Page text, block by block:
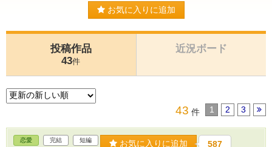
お気に入りに追加
投稿作品
43件
近況ボード
43 件 1 2 3
恋愛 完結 短編 お気に入りに追加 587